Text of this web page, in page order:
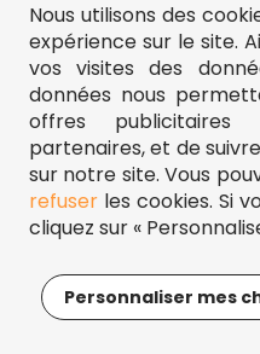
17,95€
** Frais d'envoi = 6,95 €
fou-de-puzzle.com : le site
qualité
© Fou-de-
Nous utilisons des
expérience sur le site.
vos visites des
données nous
offres publicitaires
partenaires, et de
sur notre site. Vous
refuserles cookies. Si
cliquez sur «
Personnaliser mes